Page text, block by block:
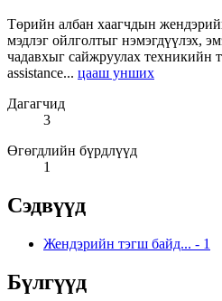
Төрийн албан хаагчдын
мэдлэг ойлголтыг нэмэгдүүлэх,
чадавхыг сайжруулах техникийн
assistance... цааш унших
Дагагчид
3
Өгөгдлийн бүрдлүүд
1
Сэдвүүд
Жендэрийн тэгш байд... - 1
Бүлгүүд